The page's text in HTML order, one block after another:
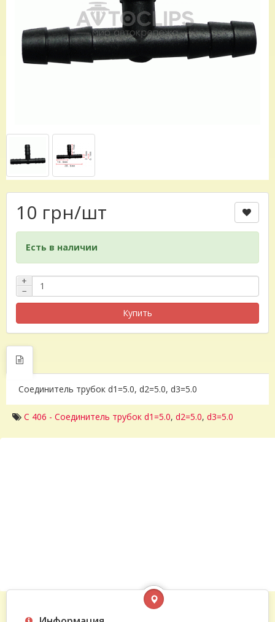
10 грн/шт
Есть в наличии
+
−
Купить
Соединитель трубок d1=5.0, d2=5.0, d3=5.0
C 406 - Соединитель трубок d1=5.0, d2=5.0, d3=5.0